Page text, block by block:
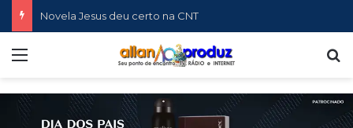
Novela Jesus deu certo na CNT